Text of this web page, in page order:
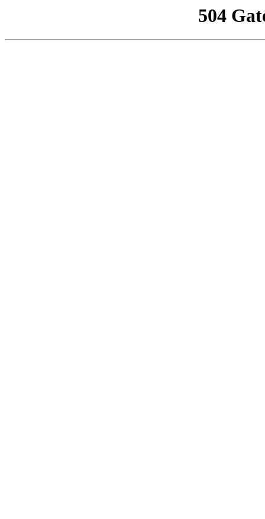
504